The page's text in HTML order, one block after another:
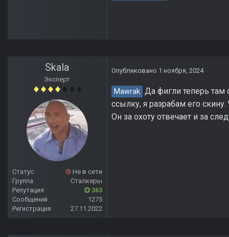
Skala
Эксперт
Статус
Не в сети
Группа
Сталкеры
Репутация
363
Сообщений
1275
Регистрация
27.11.2022
Опубликовано 1 ноября, 2024
Mawrak Да фигли теперь там
ссылку, я разрабам его
Он за охоту отвечает и за